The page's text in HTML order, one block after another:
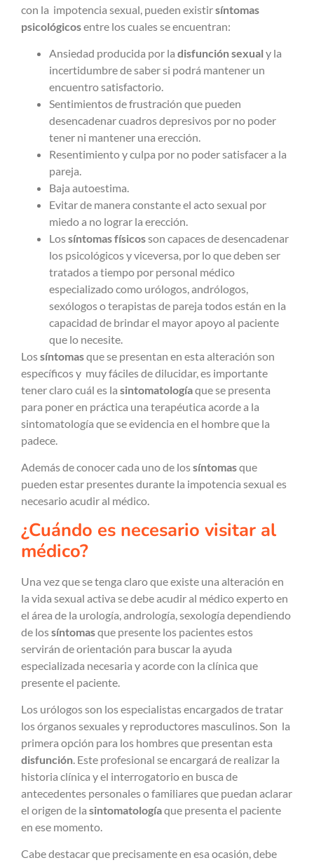
con la impotencia sexual, pueden existirsíntomas
psicológicosentre los cuales se encuentran:
Ansiedad producida por la disfunción sexual y la
incertidumbre de saber si podrá mantener un
encuentro satisfactorio.
Sentimientos de frustración que pueden
desencadenar cuadros depresivos por no poder
tener ni mantener una erección.
Resentimiento y culpa por no poder satisfacer a la
pareja.
Baja autoestima.
Evitar de manera constante el acto sexual por
miedo a no lograr la erección.
Lossíntomas físicosson capaces de desencadenar
los psicológicos y viceversa, por lo que deben ser
tratados a tiempo por personal médico
especializado como urólogos, andrólogos,
sexólogos o terapistas de pareja todos están en la
capacidad de brindar el mayor apoyo al paciente
que lo necesite.
Lossíntomasque se presentan en esta alteración son
específicos y muy fáciles de dilucidar, es importante
tener claro cuál es la sintomatologíaque se presenta
para poner en práctica una terapéutica acorde a la
sintomatología que se evidencia en el hombre que la
padece.
Además de conocer cada uno de lossíntomasque
pueden estar presentes durante la impotencia sexual es
necesario acudir al médico.
¿Cuándo es necesario visitar al
médico?
Una vez que se tenga claro que existe una alteración en
la vida sexual activa se debe acudir al médico experto en
el área de la urología, andrología, sexología dependiendo
de lossíntomasque presente los pacientes estos
servirán de orientación para buscar la ayuda
especializada necesaria y acorde con la clínica que
presente el paciente.
Los urólogos son los especialistas encargados de tratar
los órganos sexuales y reproductores masculinos. Son la
primera opción para los hombres que presentan esta
disfunción. Este profesional se encargará de realizar la
historia clínica y el interrogatorio en busca de
antecedentes personales o familiares que puedan aclarar
el origen de la sintomatologíaque presenta el paciente
en ese momento.
Cabe destacar que precisamente en esa ocasión, debe